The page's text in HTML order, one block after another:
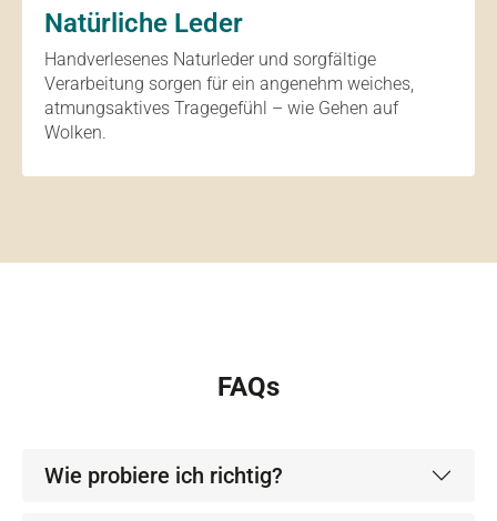
Natürliche Leder
Handverlesenes Naturleder und sorgfältige
Verarbeitung sorgen für ein angenehm weiches,
atmungsaktives Tragegefühl – wie Gehen auf
Wolken.
FAQs
Wie probiere ich richtig?